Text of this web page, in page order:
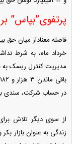
پرتفوی”بپاس”
خرداد ماه، به شرط
مدیریت کنترل ریسک
در حساب شرکت، سندی
از سوی دیگر تلاش
زندگی به عنوان بازار